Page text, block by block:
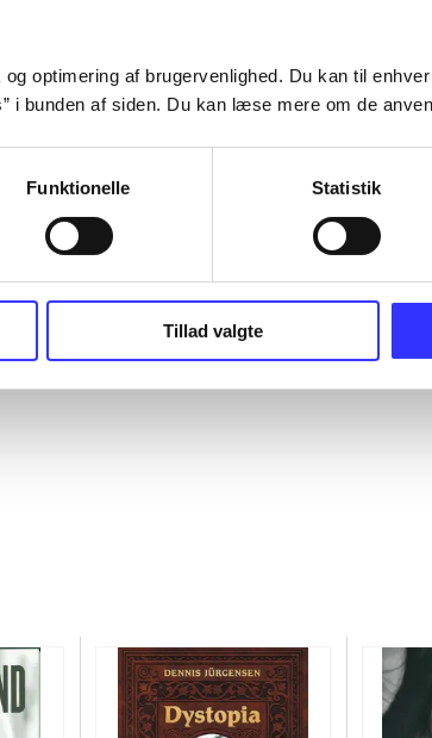
optimering af brugervenlighed. Du kan til
i bunden af siden. Du kan læse mere om de
Funktionelle Statistik
Tillad valgte